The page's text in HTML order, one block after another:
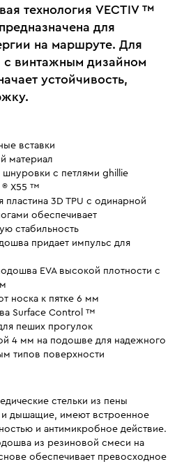
технология VECTIV ™️
для
на маршруте. Для
с винтажным дизайном
устойчивость,
вставки
материал
с петлями ghillie
® X55 ™
пластина 3D TPU с одинарной
обеспечивает
стабильность
придает импульс для
EVA высокой плотности с
носка к пятке 6 мм
Surface Control ™
пеших прогулок
4 мм на подошве для надежного
типов поверхности
стельки из пены
и дышащие, имеют встроенное
и антимикробное действие.
из резиновой смеси на
обеспечивает превосходное